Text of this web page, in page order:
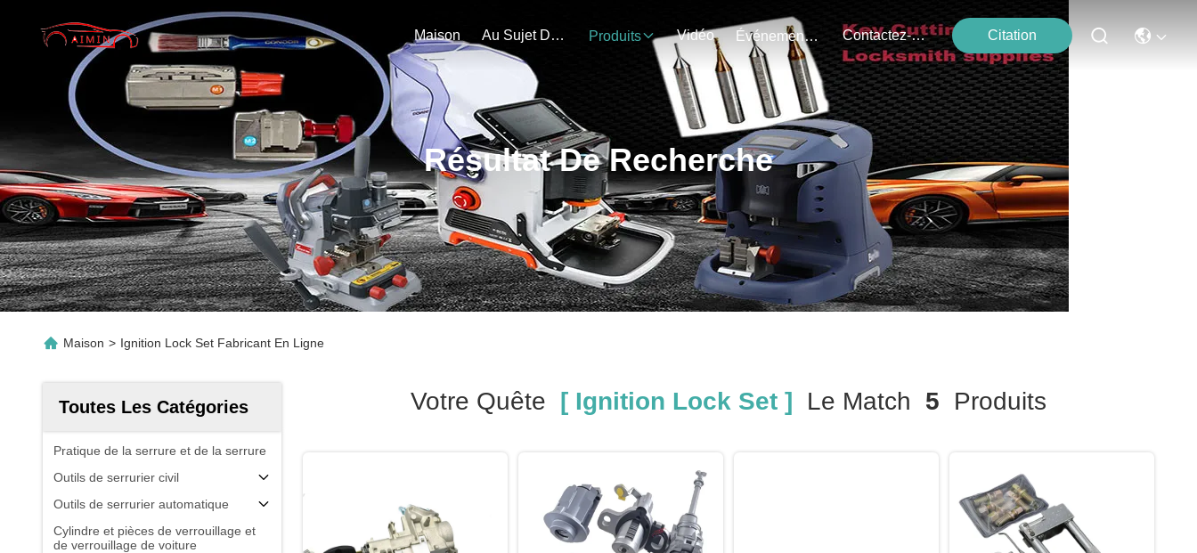
Maison Au Sujet De Nous Produits Vidéo Événements Contactez-Nous Citation
Résultat De Recherche
Maison > Ignition Lock Set Fabricant En Ligne
Toutes Les Catégories
Pratique de la serrure et de la serrure
Outils de serrurier civil
Outils de serrurier automatique
Cylindre et pièces de verrouillage et
de verrouillage de voiture
Votre Quête [ Ignition Lock Set ] Le Match 5 Produits